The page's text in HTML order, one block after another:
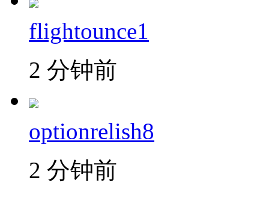
flightounce1
2 分钟前
optionrelish8
2 分钟前